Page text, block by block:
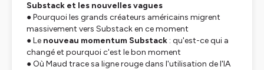
Substack et les nouvelles vagues
● Pourquoi les grands créateurs américains migrent
massivement vers Substack en ce moment
● Le nouveau momentum Substack : qu'est-ce qui a
changé et pourquoi c'est le bon moment
● Où Maud trace sa ligne rouge dans l'utilisation de l'IA